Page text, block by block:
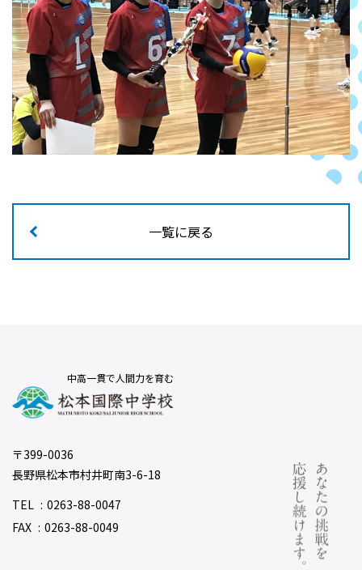
一覧に戻る
中高一貫で人間力を育む
〒399-0036
長野県松本市村井町南3-6-18
TEL
0263-88-0047
FAX
0263-88-0049